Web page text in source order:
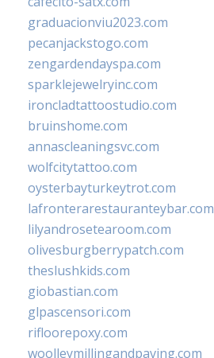
graduacionviu2023.com
pecanjackstogo.com
zengardendayspa.com
sparklejewelryinc.com
ironcladtattoostudio.com
bruinshome.com
annascleaningsvc.com
wolfcitytattoo.com
oysterbayturkeytrot.com
lafronterarestauranteybar.com
lilyandrosetearoom.com
olivesburgberrypatch.com
theslushkids.com
giobastian.com
glpascensori.com
rifloorepoxy.com
woolleymillingandpaving.com